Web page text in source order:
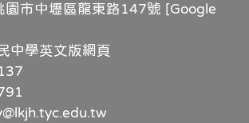
市中壢區龍東路147號 [Google
中學英文版網頁